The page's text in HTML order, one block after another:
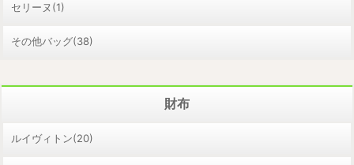
セリーヌ(1)
その他バッグ(38)
財布
ルイヴィトン(20)